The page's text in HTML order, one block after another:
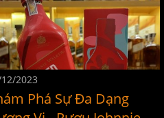
2023
Phá Sự Đa Dạng